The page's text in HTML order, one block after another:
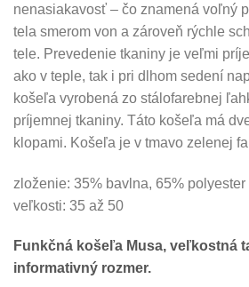
nenasiakavosť – čo znamená voľný
tela smerom von a zároveň rýchle
tele. Prevedenie tkaniny je veľmi
ako v teple, tak i pri dlhom sedení
košeľa vyrobená zo stálofarebnej
príjemnej tkaniny. Táto košeľa má
klopami. Košeľa je v tmavo zelenej
zloženie: 35% bavlna, 65% polyester
veľkosti: 35 až 50
Funkčná košeľa Musa, veľkostná
informativný rozmer.